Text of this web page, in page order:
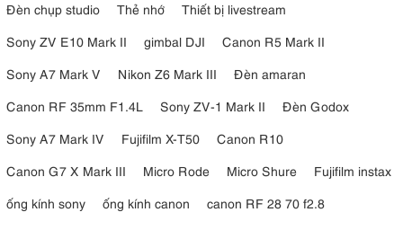
Màn hình xoay lật đa góc:Thiết kế linh hoạt tối ưu cho việc tự
quay video vlog, selfie hoặc sáng tạo ở các góc chụp khó (góc
Đèn flash tích hợp (Built-in Flash): EOS R10 tự hào là mẫu
máy ảnh đầu tiên trong hệ thống dòng EOS R được tích hợp
chụp trong điều kiện thiếu sáng mà không cần mua thêm phụ
năng kháng thời tiết (Weather-sealing) mạnh mẽ. Do đó, người dùng
Đèn chụp studio
Thẻ nhớ
Thiết bị livestream
Sony ZV E10 Mark II
gimbal DJI
Canon R5 Mark II
Sony A7 Mark V
Nikon Z6 Mark III
Đèn amaran
Canon RF 35mm F1.4L
Sony ZV-1 Mark II
Đèn Godox
Sony A7 Mark IV
Fujifilm X-T50
Canon R10
Canon G7 X Mark III
Micro Rode Micro Shure
Fujifilm instax
ống kính sony
ống kính canon
canon RF 28 70 f2.8